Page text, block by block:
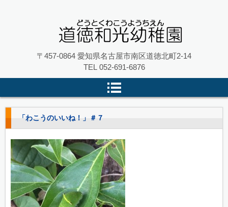
名古屋市南区の 道徳和光幼稚園
〒457-0864 愛知県名古屋市南区道徳北町2-14
TEL 052-691-6876
「わこうのいいね！」＃７